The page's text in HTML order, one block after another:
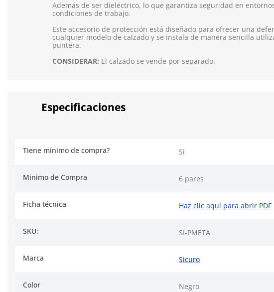
Además de ser dieléctrico, lo que garantiza seguridad en
condiciones de trabajo.
Este accesorio de protección está diseñado para ofrecer una
cualquier modelo de calzado y se instala de manera sencilla
puntera.
CONSIDERAR: El calzado se vende por separado.
Especificaciones
Tiene mínimo de compra? Si
Minimo de Compra 6 pares
Ficha técnica Haz clic aquí para abrir PDF
SKU: SI-PMETA
Marca Sicuro
Color Negro